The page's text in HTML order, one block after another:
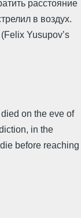
расстояние
в воздух.
Yusupov’s
on the eve of
in the
before reaching